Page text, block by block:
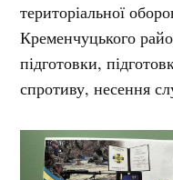
територіальної
Кременчуцького
підготовки,
спротиву, несення